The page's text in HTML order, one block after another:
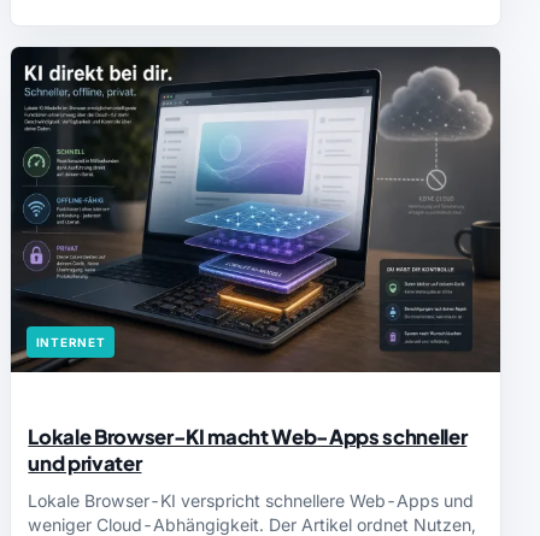
INTERNET
Lokale Browser-KI macht Web-Apps schneller
und privater
Lokale Browser-KI verspricht schnellere Web-Apps und
weniger Cloud-Abhängigkeit. Der Artikel ordnet Nutzen,